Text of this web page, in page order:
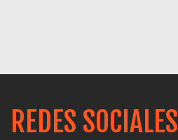
REDES SOCIALES